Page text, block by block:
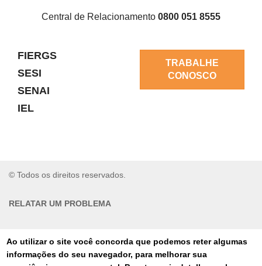
Ao utilizar o site você concorda que podemos reter algumas
informações do seu navegador, para melhorar sua
Central de Relacionamento 0800 051 8555
FIERGS
SESI
SENAI
IEL
TRABALHE
CONOSCO
© Todos os direitos reservados.
RELATAR UM PROBLEMA
PORTAL DE COMPRAS